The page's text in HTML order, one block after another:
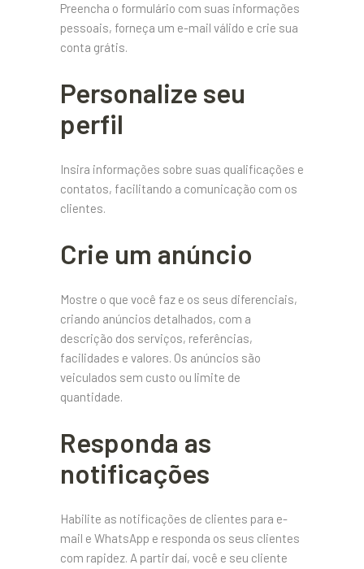
Preencha o formulário com suas informações
pessoais, forneça um e-mail válido e crie sua
conta grátis.
Personalize seu
perfil
Insira informações sobre suas qualificações e
contatos, facilitando a comunicação com os
clientes.
Crie um anúncio
Mostre o que você faz e os seus diferenciais,
criando anúncios detalhados, com a
descrição dos serviços, referências,
facilidades e valores. Os anúncios são
veiculados sem custo ou limite de
quantidade.
Responda as
notificações
Habilite as notificações de clientes para e-
mail e WhatsApp e responda os seus clientes
com rapidez. A partir daí, você e seu cliente